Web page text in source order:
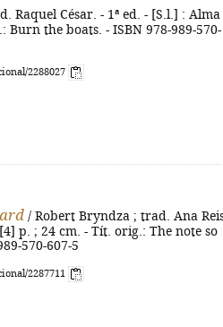
Raquel César. - 1ª ed. - [S.l.] : Alma
the boats. - ISBN 978-989-570-
2288027
/ Robert Bryndza ; trad. Ana
p. ; 24 cm. - Tít. orig.: The note so
570-607-5
2287711